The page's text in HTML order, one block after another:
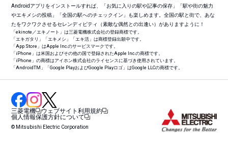
Androidアプリをインストールすれば、「お気に入りの駅や記事の保存」「駅や街の魅力
やエキメシの投稿」「全国の駅へのチェックイン」も楽しめます。全国の駅と街で、あな
たをワクワクさせるセレンディピティ（素敵な偶然との出逢い）がありますように！
「ekinote／エキノート」は三菱電機株式会社の登録商標です。
「エキガタリ」「エキメシ」「エキ活」は商標登録出願中です。
「App Store」はApple Inc.のサービスマークです。
「iPhone」は米国およびその他の国で登録されたApple Inc.の商標です。
「iPhone」の商標はアイホン株式会社のライセンスに基づき使用されています。
「AndroidTM 」「Google PlayおよびGoogle Playロゴ」はGoogle LLCの商標です。
三菱電機
ウェブサイト利用規約
個人情報保護方針について
© Mitsubishi Electric Corporation